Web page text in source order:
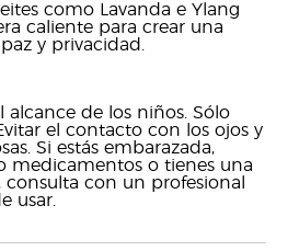
como Lavanda e Ylang
caliente para crear una
y privacidad.
alcance de los niños. Sólo
el contacto con los ojos y
Si estás embarazada,
medicamentos o tienes una
con un profesional
usar.